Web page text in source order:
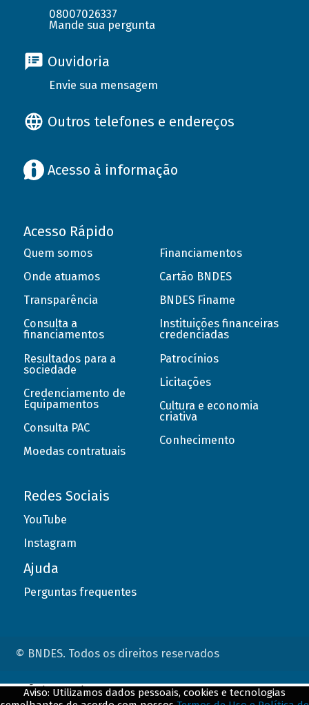
08007026337
Mande sua pergunta
Ouvidoria
Envie sua mensagem
Outros telefones e endereços
Acesso à informação
Acesso Rápido
Quem somos
Onde atuamos
Transparência
Consulta a
financiamentos
Resultados para a
sociedade
Credenciamento de
Equipamentos
Consulta PAC
Moedas contratuais
Financiamentos
Cartão BNDES
BNDES Finame
Instituições financeiras
credenciadas
Patrocínios
Licitações
Cultura e economia
criativa
Conhecimento
Redes Sociais
YouTube
Instagram
Ajuda
Perguntas frequentes
© BNDES. Todos os direitos reservados
Aviso: Utilizamos dados pessoais, cookies e tecnologias
ConteÃºdo complementar